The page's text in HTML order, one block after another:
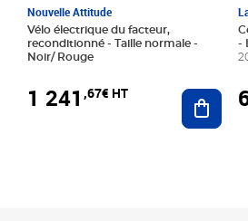
Nouvelle Attitude
Vélo électrique du facteur,
reconditionné - Taille normale -
Noir/ Rouge
1 241 ,67€ HT
-